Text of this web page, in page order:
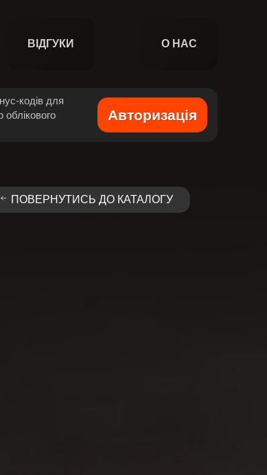
ВІДГУКИ О НАС
кодів для
Авторизація
ПОВЕРНУТИСЬ ДО КАТАЛОГУ